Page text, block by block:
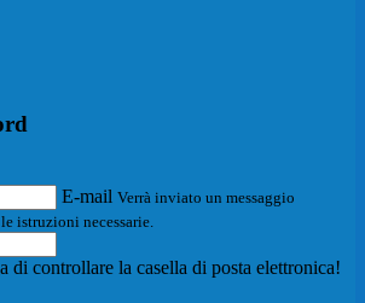
E-mail Verrà inviato un messaggio
istruzioni necessarie.
di controllare la casella di posta elettronica!